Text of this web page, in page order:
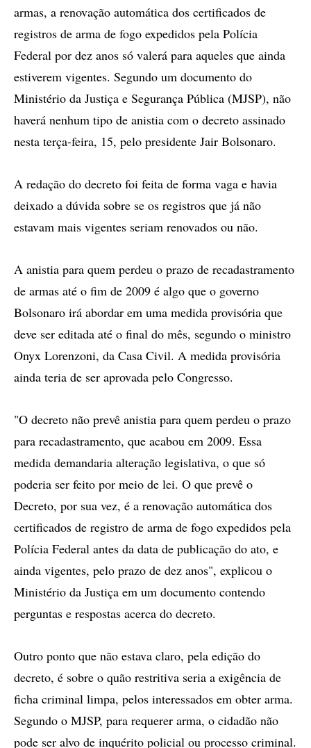
armas, a renovação automática dos certificados de
registros de arma de fogo expedidos pela Polícia
Federal por dez anos só valerá para aqueles que ainda
estiverem vigentes. Segundo um documento do
Ministério da Justiça e Segurança Pública (MJSP), não
haverá nenhum tipo de anistia com o decreto assinado
nesta terça-feira, 15, pelo presidente Jair Bolsonaro.
A redação do decreto foi feita de forma vaga e havia
deixado a dúvida sobre se os registros que já não
estavam mais vigentes seriam renovados ou não.
A anistia para quem perdeu o prazo de recadastramento
de armas até o fim de 2009 é algo que o governo
Bolsonaro irá abordar em uma medida provisória que
deve ser editada até o final do mês, segundo o ministro
Onyx Lorenzoni, da Casa Civil. A medida provisória
ainda teria de ser aprovada pelo Congresso.
"O decreto não prevê anistia para quem perdeu o prazo
para recadastramento, que acabou em 2009. Essa
medida demandaria alteração legislativa, o que só
poderia ser feito por meio de lei. O que prevê o
Decreto, por sua vez, é a renovação automática dos
certificados de registro de arma de fogo expedidos pela
Polícia Federal antes da data de publicação do ato, e
ainda vigentes, pelo prazo de dez anos", explicou o
Ministério da Justiça em um documento contendo
perguntas e respostas acerca do decreto.
Outro ponto que não estava claro, pela edição do
decreto, é sobre o quão restritiva seria a exigência de
ficha criminal limpa, pelos interessados em obter arma.
Segundo o MJSP, para requerer arma, o cidadão não
pode ser alvo de inquérito policial ou processo criminal.